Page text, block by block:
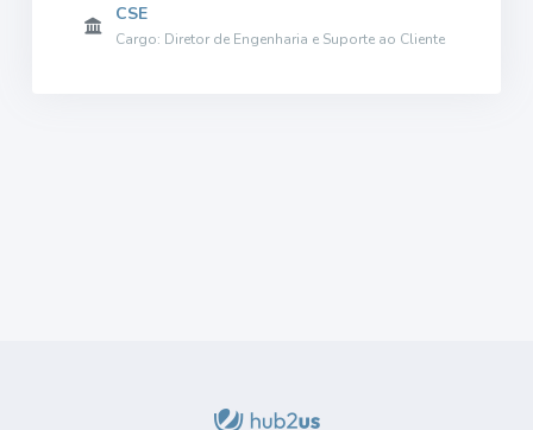
CSE
Cargo: Diretor de Engenharia e Suporte ao Cliente